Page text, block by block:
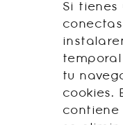
Si
tu
cookies.
contiene